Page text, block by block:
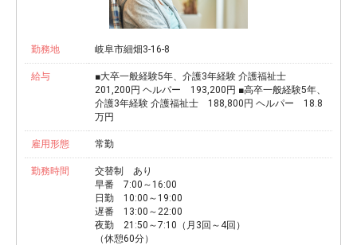
勤務地 岐阜市細畑3-16-8
給与
■大卒一般経験5年、介護3年経験 介護福祉士
201,200円 ヘルパー 193,200円 ■高卒一般経験5年、
介護3年経験 介護福祉士 188,800円 ヘルパー 18.8
万円
雇用形態 常勤
勤務時間
交替制 あり
早番 7:00～16:00
日勤 10:00～19:00
遅番 13:00～22:00
夜勤 21:50～7:10（月3回～4回）
（休憩60分）